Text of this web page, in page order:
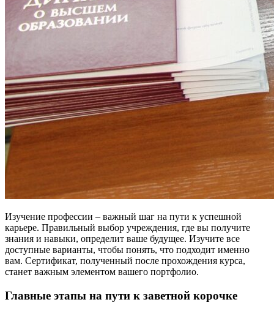
Изучение профессии – важный шаг на пути к успешной
карьере. Правильный выбор учреждения, где вы получите
знания и навыки, определит ваше будущее. Изучите все
доступные варианты, чтобы понять, что подходит именно
вам. Сертификат, полученный после прохождения курса,
станет важным элементом вашего портфолио.
Главные этапы на пути к заветной корочке